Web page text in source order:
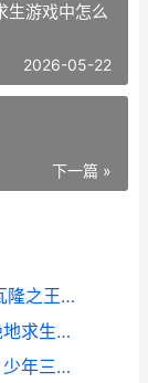
生游戏中怎么
2026-05-22
下一篇 »
阿瓦隆之王升30级堡的条件有哪些 阿瓦隆之王升级40要塞资源
绝地求生游戏中跳伞后怎么生存更久 绝地求生游戏中怎么打字聊天
少年三国志里的暗金宠有哪些相对强大 少年三国志的游戏